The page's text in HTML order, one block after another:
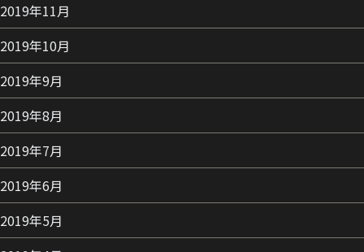
2019年11月
2019年10月
2019年9月
2019年8月
2019年7月
2019年6月
2019年5月